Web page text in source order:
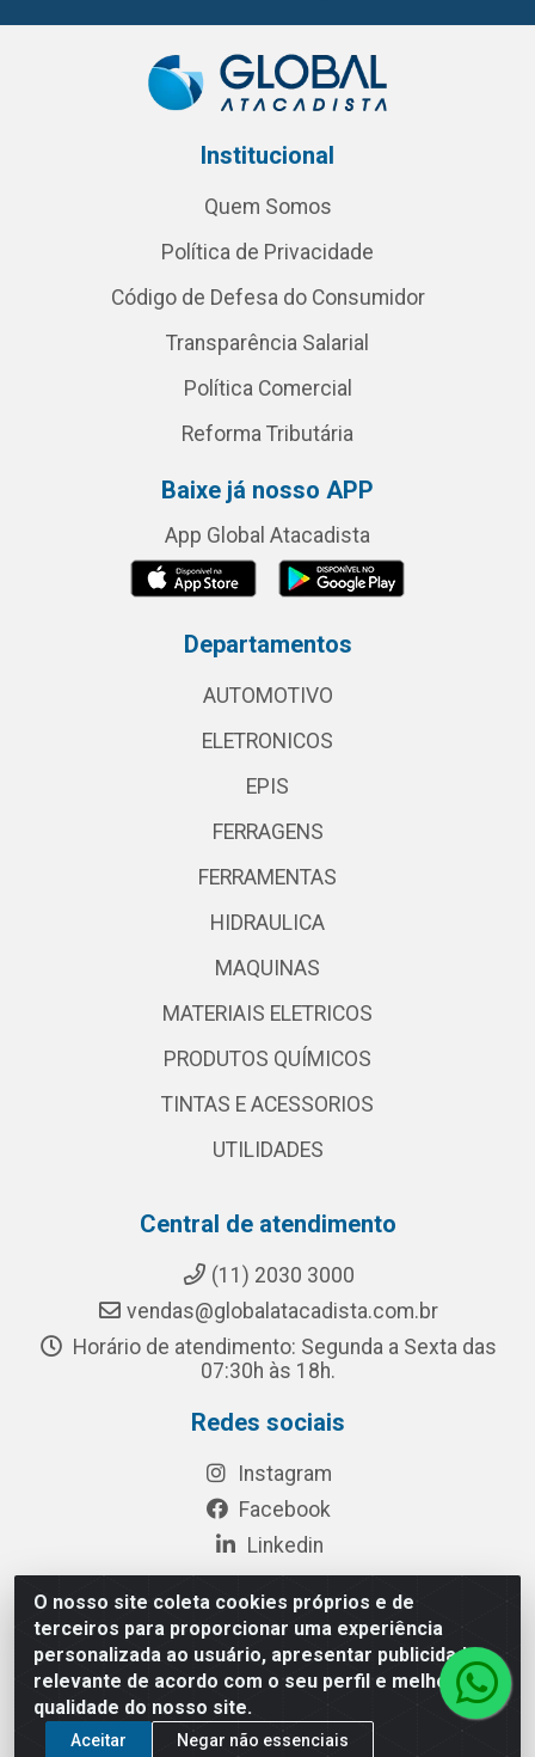
O nosso site coleta cookies próprios e de
terceiros para proporcionar uma experiência
personalizada ao usuário, apresentar publicidade
relevante de acordo com o seu perfil e melhorar a
qualidade do nosso site.
Aceitar Negar não essenciais
Institucional
Quem Somos
Política de Privacidade
Código de Defesa do Consumidor
Transparência Salarial
Política Comercial
Reforma Tributária
Baixe já nosso APP
App Global Atacadista
Departamentos
AUTOMOTIVO
ELETRONICOS
EPIS
FERRAGENS
FERRAMENTAS
HIDRAULICA
MAQUINAS
MATERIAIS ELETRICOS
PRODUTOS QUÍMICOS
TINTAS E ACESSORIOS
UTILIDADES
Central de atendimento
(11) 2030 3000
vendas@globalatacadista.com.br
Horário de atendimento: Segunda a Sexta das
07:30h às 18h.
Redes sociais
Instagram
Facebook
Linkedin
Rua Chipuê, 117 - S. Miguel Paulista São Paulo/SP - CEP
08010-260- CNPJ: 03.010.739/0001-72